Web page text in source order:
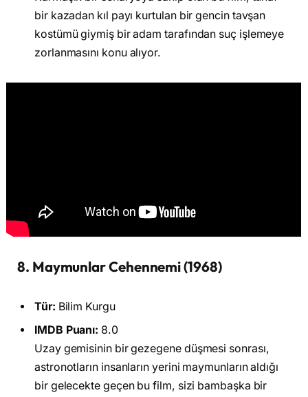
bir kazadan kıl payı kurtulan bir gencin tavşan
kostümü giymiş bir adam tarafından suç işlemeye
zorlanmasını konu alıyor.
8. Maymunlar Cehennemi (1968)
Tür: Bilim Kurgu
IMDB Puanı: 8.0
Uzay gemisinin bir gezegene düşmesi sonrası,
astronotların insanların yerini maymunların aldığı
bir gelecekte geçen bu film, sizi bambaşka bir